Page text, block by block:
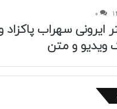
0
سهراب پاکزاد
ویدیو و متن